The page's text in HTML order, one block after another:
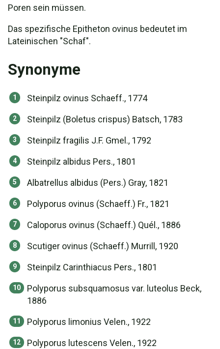
Poren sein müssen.
Das spezifische Epitheton ovinus bedeutet im
Lateinischen "Schaf".
Synonyme
Steinpilz ovinus Schaeff., 1774
Steinpilz (Boletus crispus) Batsch, 1783
Steinpilz fragilis J.F. Gmel., 1792
Steinpilz albidus Pers., 1801
Albatrellus albidus (Pers.) Gray, 1821
Polyporus ovinus (Schaeff.) Fr., 1821
Caloporus ovinus (Schaeff.) Quél., 1886
Scutiger ovinus (Schaeff.) Murrill, 1920
Steinpilz Carinthiacus Pers., 1801
Polyporus subsquamosus var. luteolus Beck,
1886
Polyporus limonius Velen., 1922
Polyporus lutescens Velen., 1922